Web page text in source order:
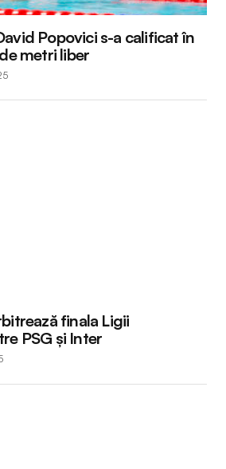
Popovici s-a calificat în
metri liber
finala Ligii
PSG și Inter